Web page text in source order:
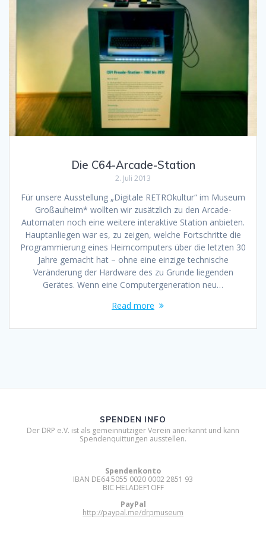
Die C64-Arcade-Station
2. Juli 2013
Für unsere Ausstellung „Digitale RETROkultur“ im Museum
Großauheim* wollten wir zusätzlich zu den Arcade-
Automaten noch eine weitere interaktive Station anbieten.
Hauptanliegen war es, zu zeigen, welche Fortschritte die
Programmierung eines Heimcomputers über die letzten 30
Jahre gemacht hat – ohne eine einzige technische
Veränderung der Hardware des zu Grunde liegenden
Gerätes. Wenn eine Computergeneration neu…
Read more
SPENDEN INFO
Der DRP e.V. ist als gemeinnütziger Verein anerkannt und kann
Spendenquittungen ausstellen.
Spendenkonto
IBAN DE64 5055 0020 0002 2851 93
BIC HELADEF1OFF
PayPal
http://paypal.me/drpmuseum